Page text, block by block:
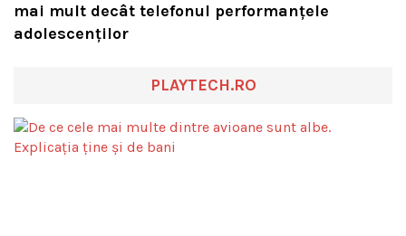
mai mult decât telefonul performanțele
adolescenților
PLAYTECH.RO